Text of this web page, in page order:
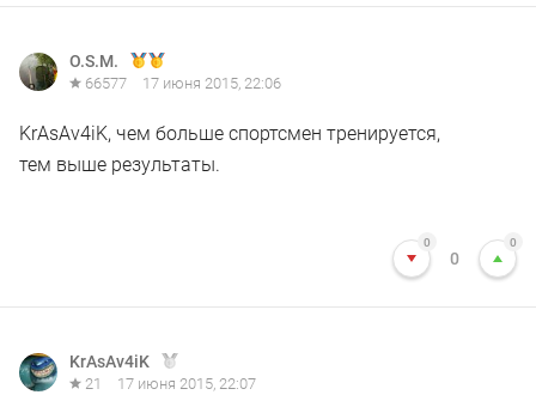
O.S.M.
66577 17 июня 2015, 22:06
KrAsAv4iK, чем больше спортсмен тренируется,
тем выше результаты.
0
0
0
KrAsAv4iK
21 17 июня 2015, 22:07